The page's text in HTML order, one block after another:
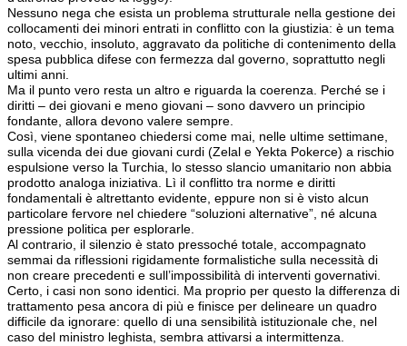
Nessuno nega che esista un problema strutturale nella gestione dei
collocamenti dei minori entrati in conflitto con la giustizia: è un tema
noto, vecchio, insoluto, aggravato da politiche di contenimento della
spesa pubblica difese con fermezza dal governo, soprattutto negli
ultimi anni.
Ma il punto vero resta un altro e riguarda la coerenza. Perché se i
diritti – dei giovani e meno giovani – sono davvero un principio
fondante, allora devono valere sempre.
Così, viene spontaneo chiedersi come mai, nelle ultime settimane,
sulla vicenda dei due giovani curdi (Zelal e Yekta Pokerce) a rischio
espulsione verso la Turchia, lo stesso slancio umanitario non abbia
prodotto analoga iniziativa. Lì il conflitto tra norme e diritti
fondamentali è altrettanto evidente, eppure non si è visto alcun
particolare fervore nel chiedere “soluzioni alternative”, né alcuna
pressione politica per esplorarle.
Al contrario, il silenzio è stato pressoché totale, accompagnato
semmai da riflessioni rigidamente formalistiche sulla necessità di
non creare precedenti e sull’impossibilità di interventi governativi.
Certo, i casi non sono identici. Ma proprio per questo la differenza di
trattamento pesa ancora di più e finisce per delineare un quadro
difficile da ignorare: quello di una sensibilità istituzionale che, nel
caso del ministro leghista, sembra attivarsi a intermittenza.